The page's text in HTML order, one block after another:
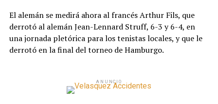
El alemán se medirá ahora al francés Arthur Fils, que
derrotó al alemán Jean-Lennard Struff, 6-3 y 6-4, en
una jornada pletórica para los tenistas locales, y que le
derrotó en la final del torneo de Hamburgo.
ANUNCIO